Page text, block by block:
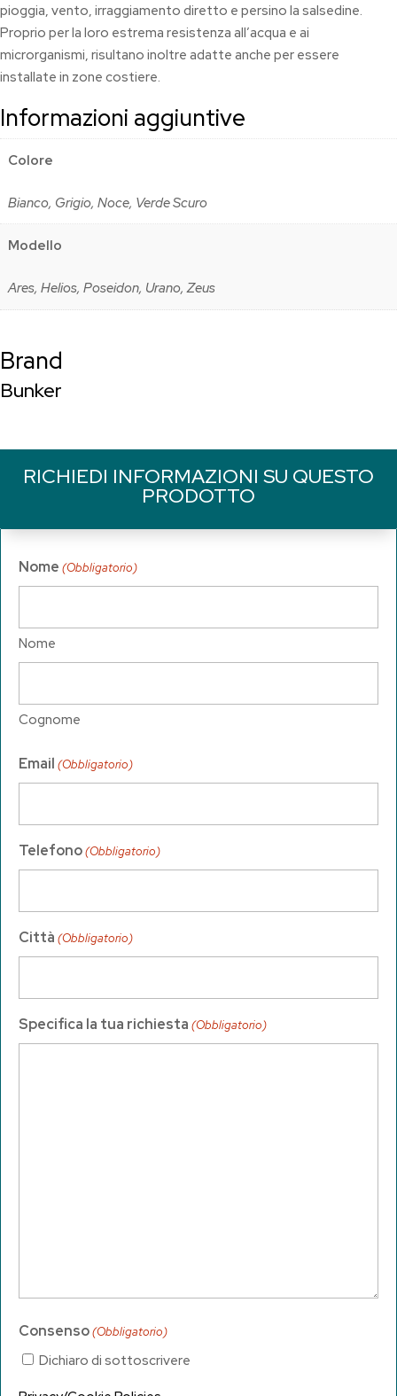
pioggia, vento, irraggiamento diretto e persino la salsedine.
Proprio per la loro estrema resistenza all’acqua e ai
microrganismi, risultano inoltre adatte anche per essere
installate in zone costiere.
Informazioni aggiuntive
Colore
Bianco, Grigio, Noce, Verde Scuro
Modello
Ares, Helios, Poseidon, Urano, Zeus
Brand
Bunker
RICHIEDI INFORMAZIONI SU QUESTO
PRODOTTO
Nome (Obbligatorio)
Nome
Cognome
Email (Obbligatorio)
Telefono(Obbligatorio)
Città (Obbligatorio)
Specifica la tua richiesta (Obbligatorio)
Consenso(Obbligatorio)
Dichiaro di sottoscrivere